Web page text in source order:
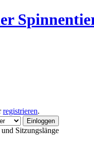
registrieren.
Sitzungslänge